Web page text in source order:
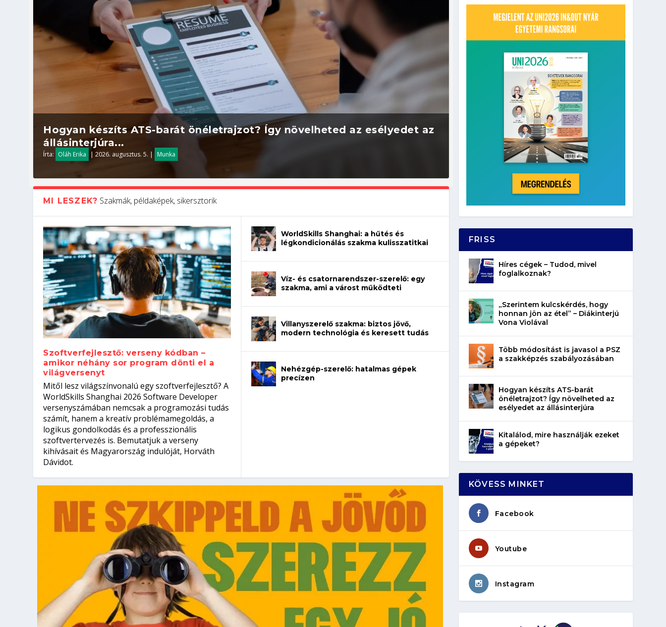
Hogyan készíts ATS-barát önéletrajzot? Így növelheted az esélyedet az
állásinterjúra...
Írta: Oláh Erika |2026. augusztus. 5. | Munka
Kitalálod, mire használják ezeket a gépeket?
Írta: Tóth Mónika |2026. augusztus. 4.| Kvíz
Nem sikerült az egyetemi felvételi? Tanulj szakmát!
Írta: Oláh Erika |2026. augusztus. 4.| Iskolák
Szoftverfejlesztő: verseny kódban – amikor néhány sor program dönti
el a világversenyt...
Írta: Szakmát Szerzek |2026. augusztus. 3.| Mi leszek?
Digitális detox – hogyan kapcsolódj ki telefon nélkül?
Írta: Oláh Erika |2026. augusztus. 3.| Egészség
MI LESZEK? Szakmák, példaképek, sikersztorik
Szoftverfejlesztő: verseny kódban –
amikor néhány sor program dönti el a
világversenyt
Mitől lesz világszínvonalú egy szoftverfejlesztő? A
WorldSkills Shanghai 2026 Software Developer
versenyszámában nemcsak a programozási tudás
számít, hanem a kreatív problémamegoldás, a
logikus gondolkodás és a professzionális
szoftvertervezés is. Bemutatjuk a verseny
kihívásait és Magyarország indulóját, Horváth
Dávidot.
WorldSkills Shanghai: a hűtés és
légkondicionálás szakma kulisszatitkai
Víz- és csatornarendszer-szerelő: egy
szakma, ami a várost működteti
Villanyszerelő szakma: biztos jövő,
modern technológia és keresett tudás
Nehézgép-szerelő: hatalmas gépek
precízen
FRISS
Híres cégek – Tudod, mivel
foglalkoznak?
„Szerintem kulcskérdés, hogy
honnan jön az étel” – Diákinterjú
Vona Violával
Több módosítást is javasol a PSZ
a szakképzés szabályozásában
Hogyan készíts ATS-barát
önéletrajzot? Így növelheted az
esélyedet az állásinterjúra
Kitalálod, mire használják ezeket
a gépeket?
KÖVESS MINKET
Facebook
Youtube
Instagram